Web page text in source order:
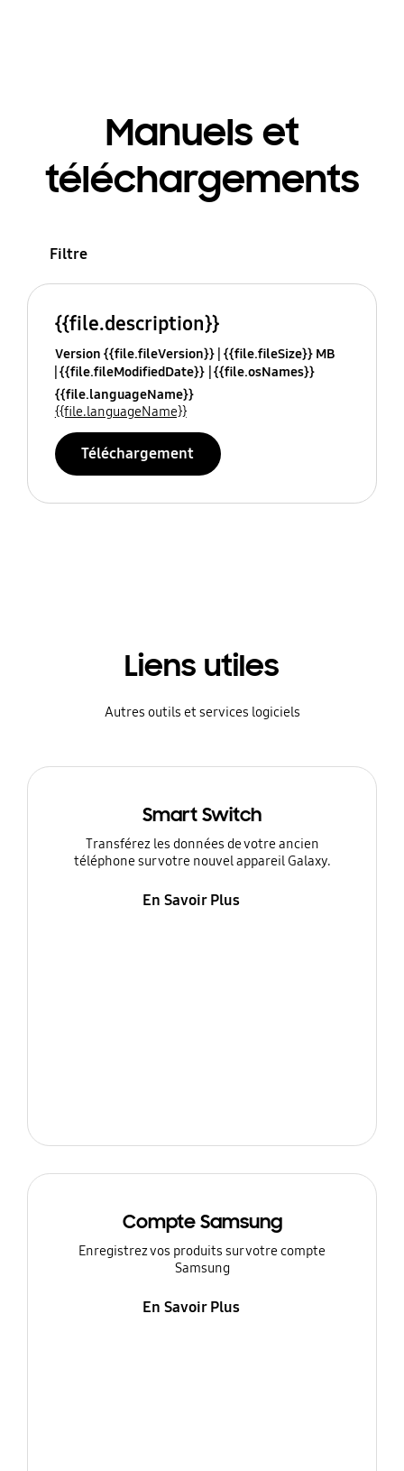
Manuels et
téléchargements
Filtre
{{file.description}}
Version {{file.fileVersion}} {{file.fileSize}} MB
{{file.fileModifiedDate}} {{file.osNames}}
{{file.languageName}}
{{file.languageName}}
Téléchargement
Liens utiles
Autres outils et services logiciels
Smart Switch
Transférez les données de votre ancien
téléphone sur votre nouvel appareil Galaxy.
En Savoir Plus
Compte Samsung
Enregistrez vos produits sur votre compte
Samsung
En Savoir Plus